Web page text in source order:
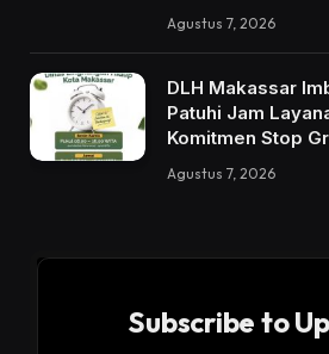
Agustus 7, 2026
DLH Makassar
Patuhi Jam
Komitmen Stop
Agustus 7, 2026
Subscribe to